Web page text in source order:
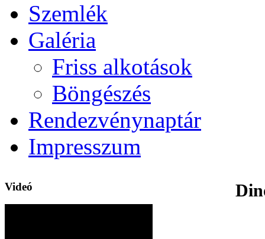
Szemlék
Galéria
Friss alkotások
Böngészés
Rendezvénynaptár
Impresszum
Videó